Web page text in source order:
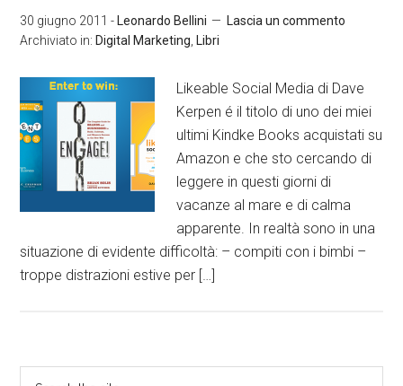
30 giugno 2011 - Leonardo Bellini
Lascia un commento
Archiviato in: Digital Marketing Libri
Likeable Social Media di Dave
Kerpen é il titolo di uno dei miei
ultimi Kindke Books acquistati su
Amazon e che sto cercando di
leggere in questi giorni di
vacanze al mare e di calma
apparente. In realtà sono in una
situazione di evidente difficoltà: – compiti con i bimbi –
troppe distrazioni estive per […]